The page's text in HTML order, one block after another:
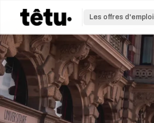
Les offres d'emploi